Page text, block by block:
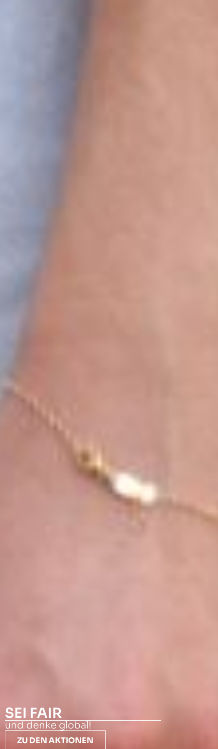
SEI FAIR
und denke global!
ZU DEN AKTIONEN